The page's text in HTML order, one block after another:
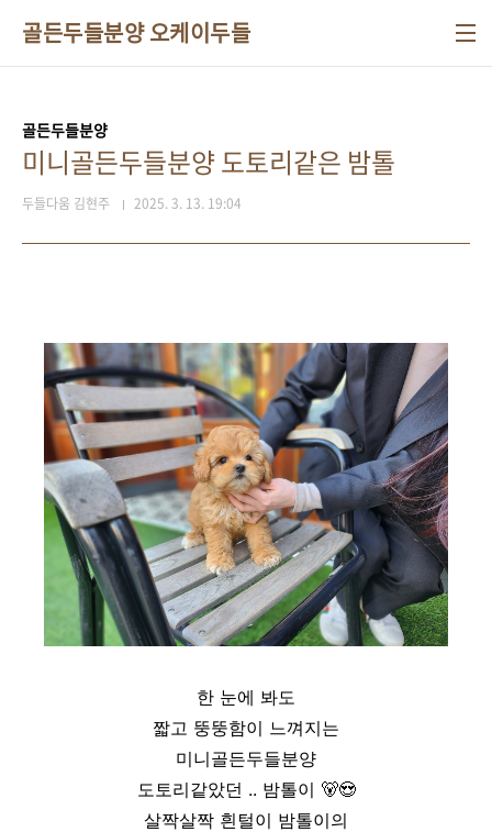
골든두들분양 오케이두들
골든두들분양
미니골든두들분양 도토리같은 밤톨
두들다움 김현주 2025. 3. 13. 19:04
한 눈에 봐도
짧고 뚱뚱함이 느껴지는
미니골든두들분양
도토리같았던 .. 밤톨이 🐻😍
살짝살짝 흰털이 밤톨이의